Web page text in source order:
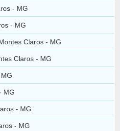
- MG
- MG
Claros - MG
Claros - MG
MG
- MG
- MG